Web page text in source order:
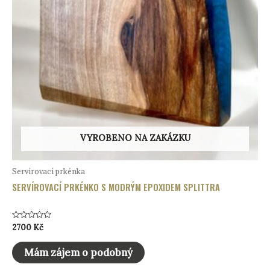
VYROBENO NA ZAKÁZKU
Servírovací prkénka
SERVÍROVACÍ PRKÉNKO S MODRÝM EPOXIDEM SPLITTRA
Hodnocení
5
2700 Kč
Mám zájem o podobný